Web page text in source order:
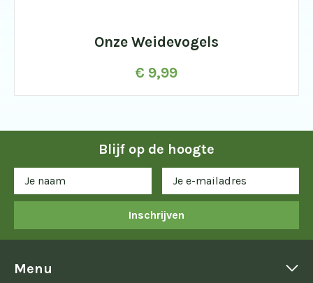
Onze Weidevogels
€ 9,99
Blijf op de hoogte
Inschrijven
Menu